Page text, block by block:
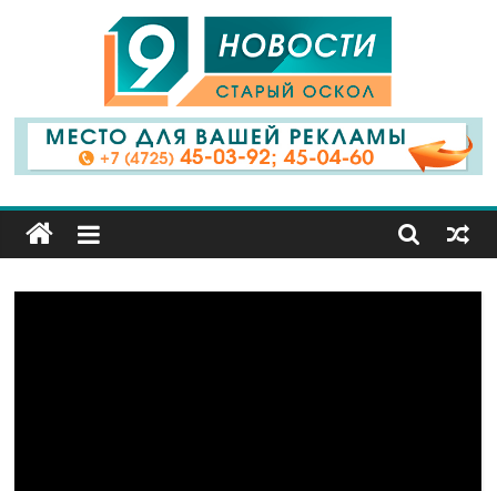
9
Канал
Старый